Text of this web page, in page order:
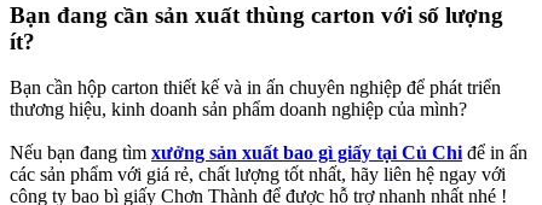
Bạn đang cần sản xuất thùng carton với số lượng
ít?
Bạn cần hộp carton thiết kế và in ấn chuyên nghiệp để phát triển
thương hiệu, kinh doanh sản phẩm doanh nghiệp của mình?
Nếu bạn đang tìm xưởng sản xuất bao gì giấy tại Củ Chiđể in ấn
các sản phẩm với giá rẻ, chất lượng tốt nhất, hãy liên hệ ngay với
công ty bao bì giấy Chơn Thành để được hỗ trợ nhanh nhất nhé !